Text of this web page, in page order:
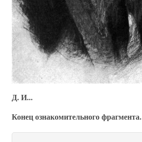
Д. И...
Конец ознакомительного фрагмента.